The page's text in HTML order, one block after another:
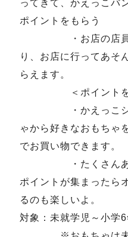
ってきて、かえっこバ
ポイントをもらう
・お店の店員さ
り、お店に行ってあそ
らえます。
＜ポイントを
・かえっこショ
ゃから好きなおもちゃ
でお買い物できます。
・たくさんあそ
ポイントが集まったら
るのも楽しいよ。
対象：未就学児～小学6